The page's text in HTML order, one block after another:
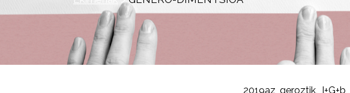
2019az geroztik,